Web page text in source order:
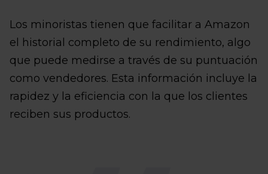
Los minoristas tienen que facilitar a Amazon
el historial completo de su rendimiento, algo
que puede medirse a través de su puntuación
como vendedores. Esta información incluye la
rapidez y la eficiencia con la que los clientes
reciben sus productos.